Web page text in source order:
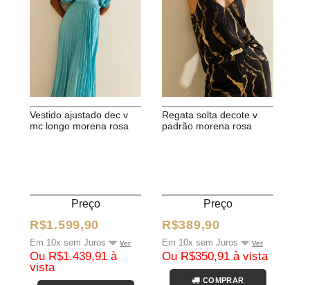
vestido ajustado dec v
mc longo morena rosa
Preço
R$1.599,90
Em 10x sem Juros Ver
Ou R$1.439,91 à
vista
regata solta decote v
padrão morena rosa
Preço
R$389,90
Em 10x sem Juros Ver
Ou R$350,91 à vista
COMPRAR